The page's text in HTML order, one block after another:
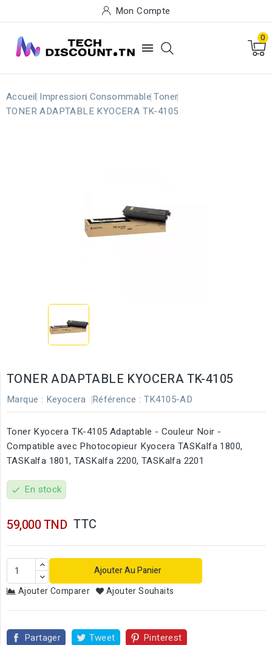
Mon Compte

0
Accueil Impression Consommable Toner
TONER ADAPTABLE KYOCERA TK-4105
TONER ADAPTABLE KYOCERA TK-4105
Marque : Keyocera Référence : TK4105-AD
Toner Kyocera TK-4105 Adaptable - Couleur Noir -
Compatible avec Photocopieur Kyocera TASKalfa 1800,
TASKalfa 1801, TASKalfa 2200, TASKalfa 2201
check En stock
59,000 TND TTC
Ajouter Au Panier
Ajouter Comparer
Ajouter Souhaits
Partager Tweet Pinterest